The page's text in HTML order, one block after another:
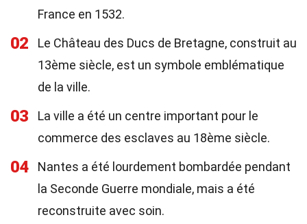
France en 1532.
02
Le Château des Ducs de Bretagne, construit au
13ème siècle, est un symbole emblématique
de la ville.
03
La ville a été un centre important pour le
commerce des esclaves au 18ème siècle.
04
Nantes a été lourdement bombardée pendant
la Seconde Guerre mondiale, mais a été
reconstruite avec soin.